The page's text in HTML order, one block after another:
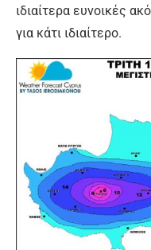
ιδιαίτερα ευνοικές
για κάτι ιδιαίτερο.